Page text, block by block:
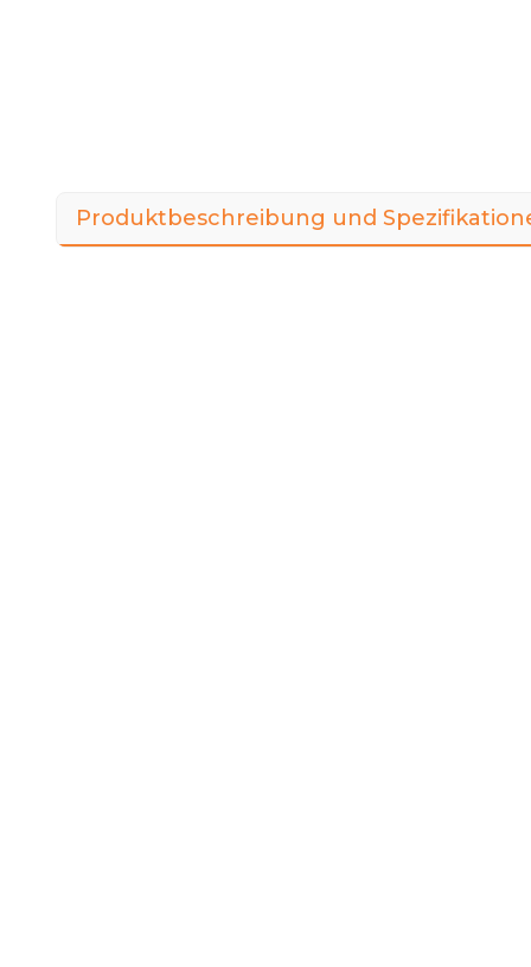
Produktbeschreibung und